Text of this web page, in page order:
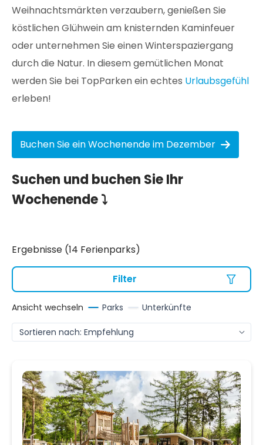
Weihnachtsmärkten verzaubern, genießen Sie
köstlichen Glühwein am knisternden Kaminfeuer
oder unternehmen Sie einen Winterspaziergang
durch die Natur. In diesem gemütlichen Monat
werden Sie bei TopParken ein echtes Urlaubsgefühl
erleben!
Buchen Sie ein Wochenende im Dezember
Suchen und buchen Sie Ihr
Wochenende ⤵
Ergebnisse (14 Ferienparks)
Filter
Ansicht wechseln Parks Unterkünfte